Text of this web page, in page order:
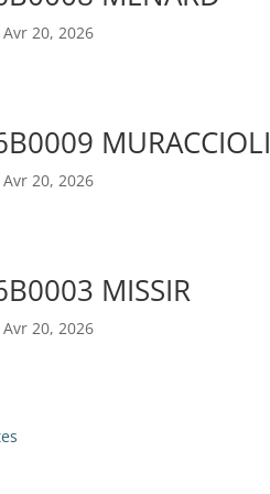
Avr 20, 2026
MURACCIOLI
Avr 20, 2026
MISSIR
Avr 20, 2026